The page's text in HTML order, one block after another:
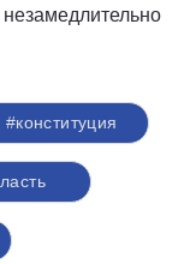
#конституция